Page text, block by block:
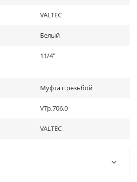
VALTEC
Белый
11/4"
Муфта с резьбой
VTp.706.0
VALTEC